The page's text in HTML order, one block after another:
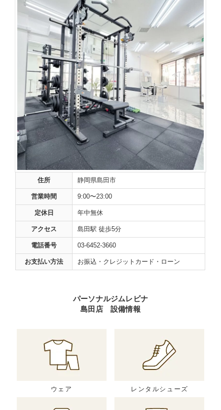
住所 静岡県島田市
営業時間 9:00〜23:00
定休日 年中無休
アクセス 島田駅 徒歩5分
電話番号 03-6452-3660
お支払い方法 お振込・クレジットカード・ローン
パーソナルジムレビナ
島田店 設備情報
ウェア レンタルシューズ